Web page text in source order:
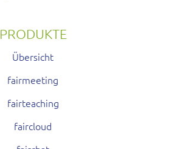
PRODUKTE
Übersicht
fairmeeting
fairteaching
faircloud